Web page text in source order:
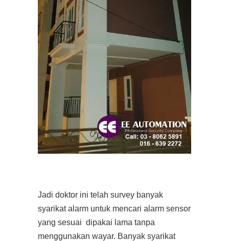
Jadi doktor ini telah survey banyak
syarikat alarm untuk mencari alarm sensor
yang sesuai dipakai lama tanpa
menggunakan wayar. Banyak syarikat